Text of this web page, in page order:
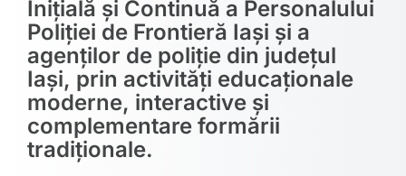
Inițială și Continuă a Personalului
Poliției de Frontieră Iași și a
agenților de poliție din județul
Iași, prin activități educaționale
moderne, interactive și
complementare formării
tradiționale.